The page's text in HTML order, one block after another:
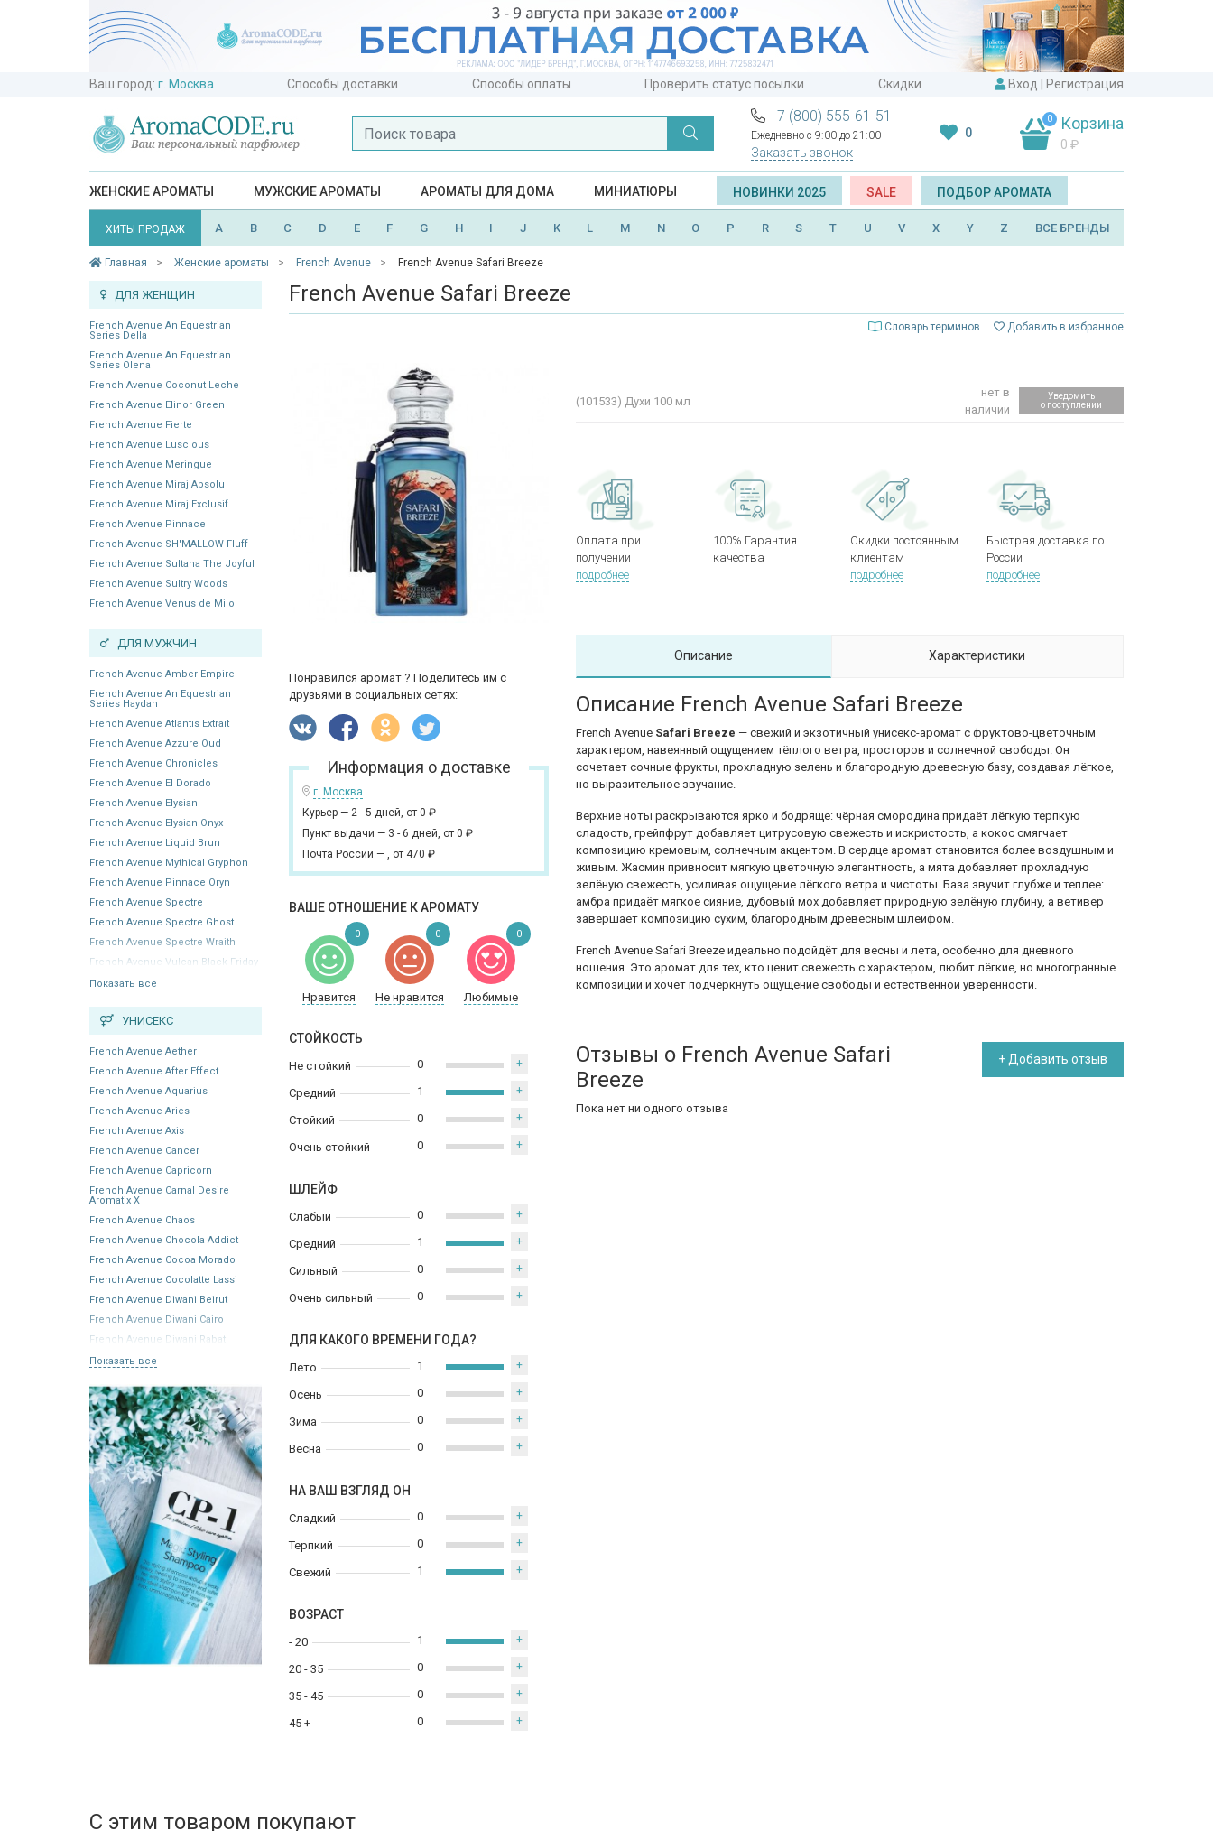
Ваш город: г. Москва Способы доставки Способы оплаты Проверить статус посылки Скидки Вход Регистрация
+7 (800) 555-61-51
Ежедневно с 9:00 до 21:00
Заказать звонок
0
0 Корзина
0 ₽
ЖЕНСКИЕ АРОМАТЫ МУЖСКИЕ АРОМАТЫ АРОМАТЫ ДЛЯ ДОМА МИНИАТЮРЫ НОВИНКИ 2025 SALE ПОДБОР АРОМАТА
ХИТЫ ПРОДАЖ A B C D E F G H I J K L M N O P R S T U V X Y Z ВСЕ БРЕНДЫ
Главная Женские ароматы French Avenue French Avenue Safari Breeze
ДЛЯ ЖЕНЩИН
French Avenue An Equestrian
Series Della
French Avenue An Equestrian
Series Olena
French Avenue Coconut Leche
French Avenue Elinor Green
French Avenue Fierte
French Avenue Luscious
French Avenue Meringue
French Avenue Miraj Absolu
French Avenue Miraj Exclusif
French Avenue Pinnace
French Avenue SH'MALLOW Fluff
French Avenue Sultana The Joyful
French Avenue Sultry Woods
French Avenue Venus de Milo
ДЛЯ МУЖЧИН
French Avenue Amber Empire
French Avenue An Equestrian
Series Haydan
French Avenue Atlantis Extrait
French Avenue Azzure Oud
French Avenue Chronicles
French Avenue El Dorado
French Avenue Elysian
French Avenue Elysian Onyx
French Avenue Liquid Brun
French Avenue Mythical Gryphon
French Avenue Pinnace Oryn
French Avenue Spectre
French Avenue Spectre Ghost
French Avenue Spectre Wraith
French Avenue Vulcan Black Friday
Показать все
УНИСЕКС
French Avenue Aether
French Avenue After Effect
French Avenue Aquarius
French Avenue Aries
French Avenue Axis
French Avenue Cancer
French Avenue Capricorn
French Avenue Carnal Desire
Aromatix X
French Avenue Chaos
French Avenue Chocola Addict
French Avenue Cocoa Morado
French Avenue Cocolatte Lassi
French Avenue Diwani Beirut
French Avenue Diwani Cairo
French Avenue Diwani Rabat
Показать все
French Avenue Safari Breeze
Словарь терминов Добавить в избранное
Понравился аромат ? Поделитесь им с
друзьями в социальных сетях:
Информация о доставке
г. Москва
Курьер — 2 - 5 дней, от 0 ₽
Пункт выдачи — 3 - 6 дней, от 0 ₽
Почта России — , от 470 ₽
ВАШЕ ОТНОШЕНИЕ К АРОМАТУ
Нравится Не нравится Любимые
0 0 0
СТОЙКОСТЬ
Не стойкий
Средний
Стойкий
Очень стойкий
0 +
1 +
0 +
0 +
ШЛЕЙФ
Слабый
Средний
Сильный
Очень сильный
0 +
1 +
0 +
0 +
ДЛЯ КАКОГО ВРЕМЕНИ ГОДА?
Лето
Осень
Зима
Весна
1 +
0 +
0 +
0 +
НА ВАШ ВЗГЛЯД ОН
Сладкий
Терпкий
Свежий
0 +
0 +
1 +
ВОЗРАСТ
- 20
20 - 35
35 - 45
45 +
1 +
0 +
0 +
0 +
(101533) Духи 100 мл
нет в
наличии
Уведомить
о поступлении
Оплата при
получении
подробнее
100% Гарантия
качества
Скидки постоянным
клиентам
подробнее
Быстрая доставка по
России
подробнее
Описание Характеристики
Описание French Avenue Safari Breeze
French Avenue Safari Breeze — свежий и экзотичный унисекс-аромат с фруктово-цветочным
характером, навеянный ощущением тёплого ветра, просторов и солнечной свободы. Он
сочетает сочные фрукты, прохладную зелень и благородную древесную базу, создавая лёгкое,
но выразительное звучание.
Верхние ноты раскрываются ярко и бодряще: чёрная смородина придаёт лёгкую терпкую
сладость, грейпфрут добавляет цитрусовую свежесть и искристость, а кокос смягчает
композицию кремовым, солнечным акцентом. В сердце аромат становится более воздушным и
живым. Жасмин привносит мягкую цветочную элегантность, а мята добавляет прохладную
зелёную свежесть, усиливая ощущение лёгкого ветра и чистоты. База звучит глубже и теплее:
амбра придаёт мягкое сияние, дубовый мох добавляет природную зелёную глубину, а ветивер
завершает композицию сухим, благородным древесным шлейфом.
French Avenue Safari Breeze идеально подойдёт для весны и лета, особенно для дневного
ношения. Это аромат для тех, кто ценит свежесть с характером, любит лёгкие, но многогранные
композиции и хочет подчеркнуть ощущение свободы и естественной уверенности.
Отзывы о French Avenue Safari
Breeze
+ Добавить отзыв
Пока нет ни одного отзыва
С этим товаром покупают